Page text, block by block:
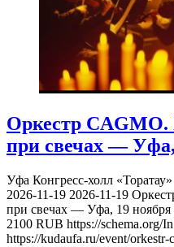
Оркестр CAGMO.
при свечах —
Уфа Конгресс-холл
2026-11-19 2026-11-19
при свечах — Уфа, 19 ноября
2100 RUB https://schema.org/
https://kudaufa.ru/event/